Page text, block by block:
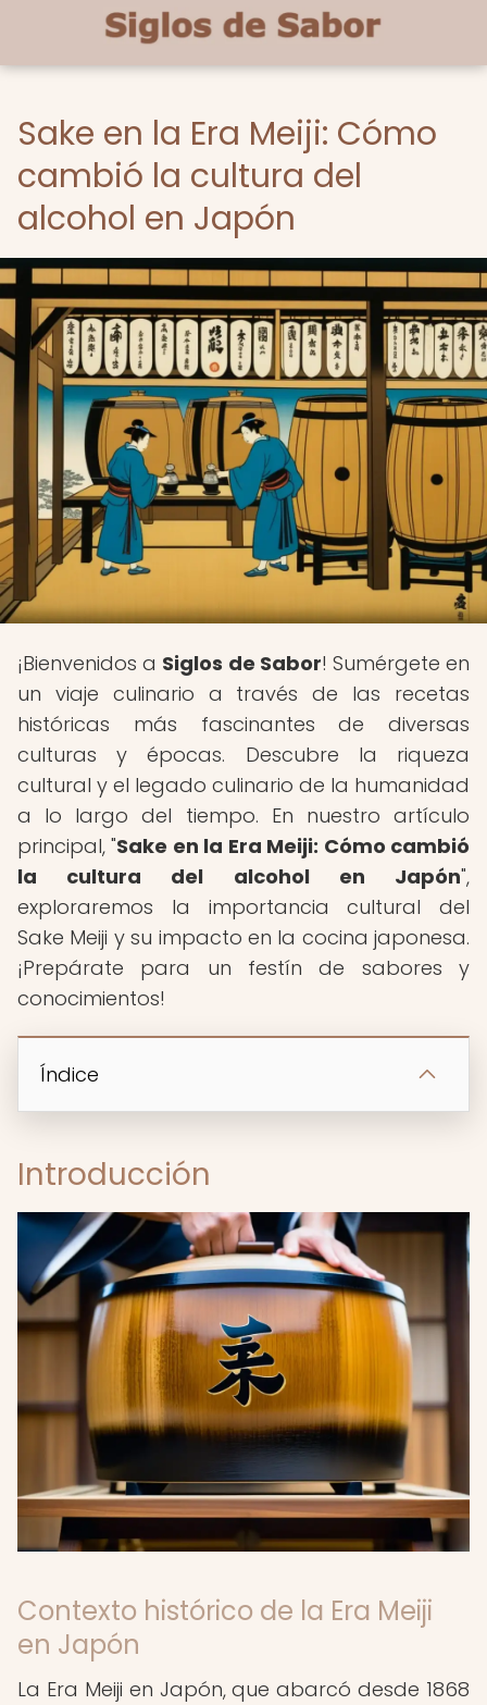
Sake en la Era Meiji: Cómo
cambió la cultura del
alcohol en Japón
¡Bienvenidos a Siglos de Sabor! Sumérgete en
un viaje culinario a través de las recetas
históricas más fascinantes de diversas
culturas y épocas. Descubre la riqueza
cultural y el legado culinario de la humanidad
a lo largo del tiempo. En nuestro artículo
principal, "Sake en la Era Meiji: Cómo cambió
la cultura del alcohol en Japón",
exploraremos la importancia cultural del
Sake Meiji y su impacto en la cocina japonesa.
¡Prepárate para un festín de sabores y
conocimientos!
Índice
Introducción
Contexto histórico de la Era Meiji
en Japón
La Era Meiji en Japón, que abarcó desde 1868